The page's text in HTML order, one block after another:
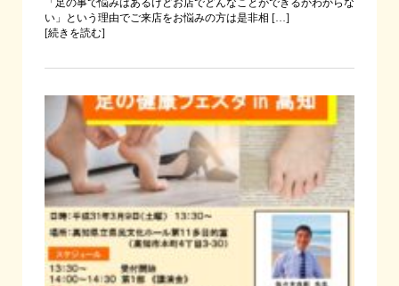
い」という理由でご来店をお悩みの方は是非相 […]
[続きを読む]